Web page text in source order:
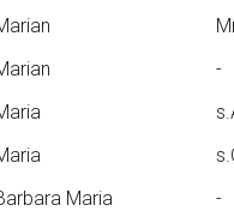
-
Maria -